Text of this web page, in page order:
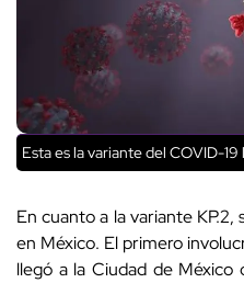
Esta es la variante del COVID-
En cuanto a la variante
en México. El primero
llegó a la Ciudad de México